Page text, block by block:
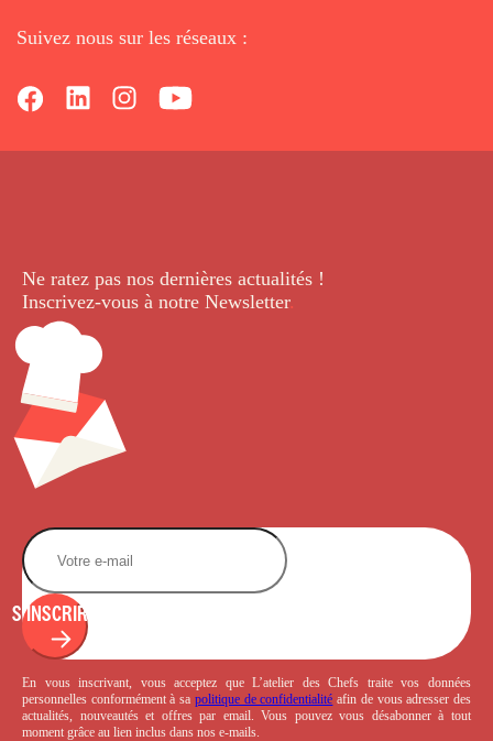
Suivez nous sur les réseaux :
Ne ratez pas nos dernières actualités !
Inscrivez-vous à notre Newsletter.
S'INSCRIRE
En vous inscrivant, vous acceptez que L’atelier des Chefs traite vos données
personnelles conformément à sa politique de confidentialité afin de vous adresser des
actualités, nouveautés et offres par email. Vous pouvez vous désabonner à tout
moment grâce au lien inclus dans nos e-mails.